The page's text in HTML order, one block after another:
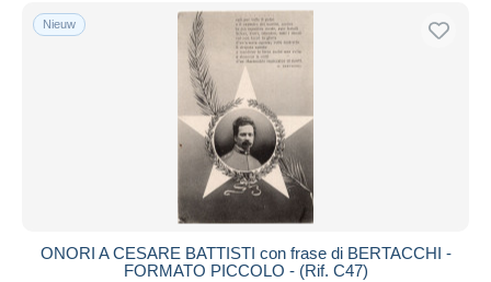
Gratis levering
Bankoverschrijving
Bancontact
Maestro
Nieuw
ONORI A CESARE BATTISTI con frase di BERTACCHI -
FORMATO PICCOLO - (Rif. C47)